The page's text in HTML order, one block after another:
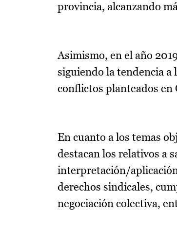
provincia, alcanzando
Asimismo, en el año
siguiendo la tendencia a
conflictos planteados en
En cuanto a los temas
destacan los relativos a
interpretación/
derechos sindicales,
negociación colectiva,